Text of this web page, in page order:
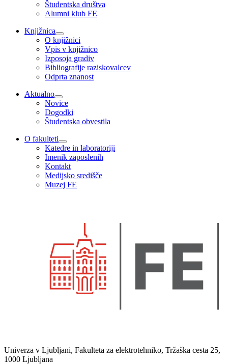
Študentska društva
Alumni klub FE
Knjižnica
O knjižnici
Vpis v knjižnico
Izposoja gradiv
Bibliografije raziskovalcev
Odprta znanost
Aktualno
Novice
Dogodki
Študentska obvestila
O fakulteti
Katedre in laboratoriji
Imenik zaposlenih
Kontakt
Medijsko središče
Muzej FE
Univerza v Ljubljani, Fakulteta za elektrotehniko, Tržaška cesta 25,
1000 Ljubljana